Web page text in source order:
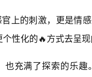
官上的刺激，更是情
性化的🔥方式去呈现
也充满了探索的乐